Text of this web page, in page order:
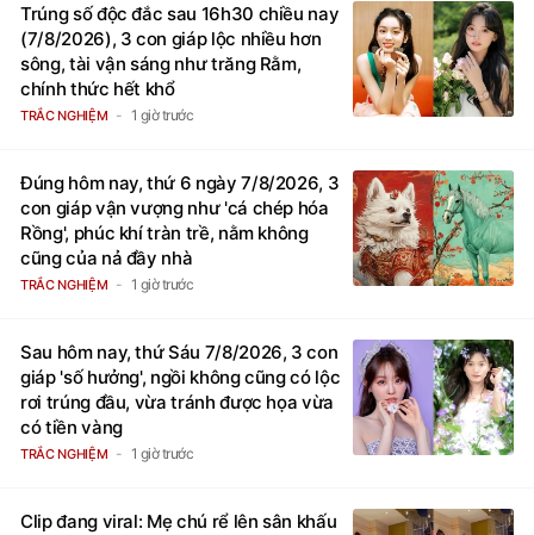
Trúng số độc đắc sau 16h30 chiều nay
(7/8/2026), 3 con giáp lộc nhiều hơn
sông, tài vận sáng như trăng Rằm,
chính thức hết khổ
TRẮC NGHIỆM 1 giờ trước
Đúng hôm nay, thứ 6 ngày 7/8/2026, 3
con giáp vận vượng như 'cá chép hóa
Rồng', phúc khí tràn trề, nằm không
cũng của nả đầy nhà
TRẮC NGHIỆM 1 giờ trước
Sau hôm nay, thứ Sáu 7/8/2026, 3 con
giáp 'số hưởng', ngồi không cũng có lộc
rơi trúng đầu, vừa tránh được họa vừa
có tiền vàng
TRẮC NGHIỆM 1 giờ trước
Clip đang viral: Mẹ chú rể lên sân khấu